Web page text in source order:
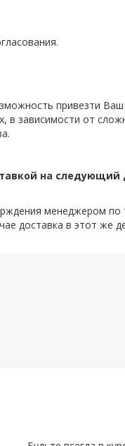
привезти
в зависимости от
на
менеджером
доставка в этот же